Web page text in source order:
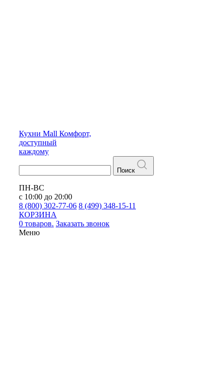
Кухни Mall Комфорт,
доступный
каждому
Поиск
ПН-ВС
с 10:00 до 20:00
8 (800) 302-77-06 8 (499) 348-15-11
КОРЗИНА
0 товаров. Заказать звонок
Меню